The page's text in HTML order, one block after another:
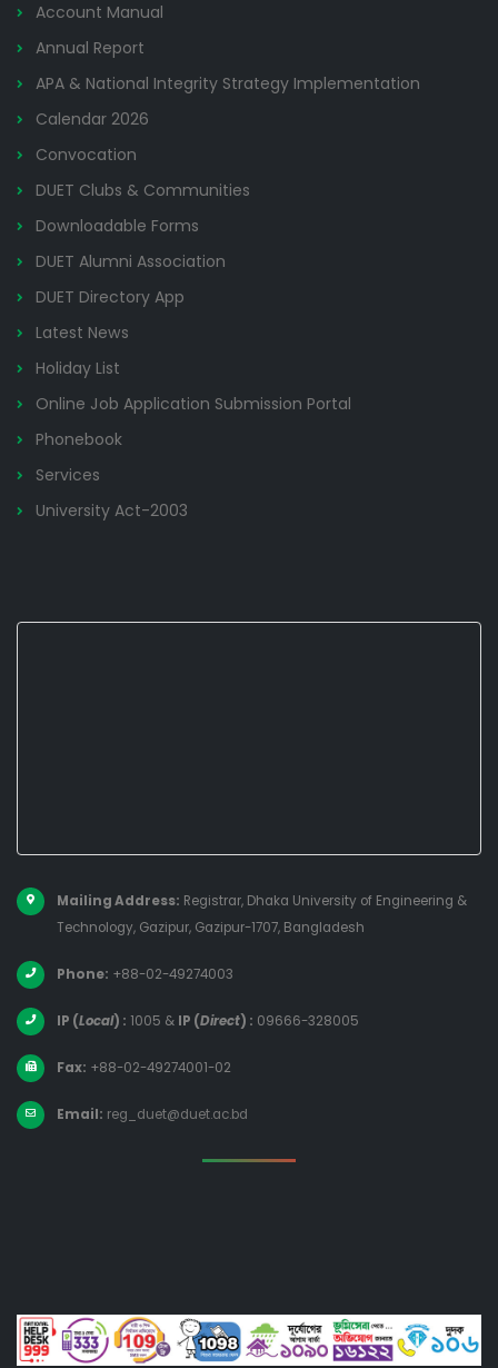
Account Manual
Annual Report
APA & National Integrity Strategy Implementation
Calendar 2026
Convocation
DUET Clubs & Communities
Downloadable Forms
DUET Alumni Association
DUET Directory App
Latest News
Holiday List
Online Job Application Submission Portal
Phonebook
Services
University Act-2003
Mailing Address: Registrar, Dhaka University of Engineering &
Technology, Gazipur, Gazipur-1707, Bangladesh
Phone: +88-02-49274003
IP (Local) : 1005 & IP (Direct) : 09666-328005
Fax: +88-02-49274001-02
Email: reg_duet@duet.ac.bd